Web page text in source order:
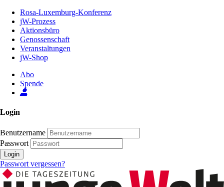
Inhalt
Seite
Rosa-Luxemburg-Konferenz
jW-Prozess
Aktionsbüro
Genossenschaft
Veranstaltungen
jW-Shop
Abo
Spende
Login
Benutzername
Passwort
Login
Passwort vergessen?